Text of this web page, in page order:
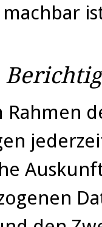
Rahmen